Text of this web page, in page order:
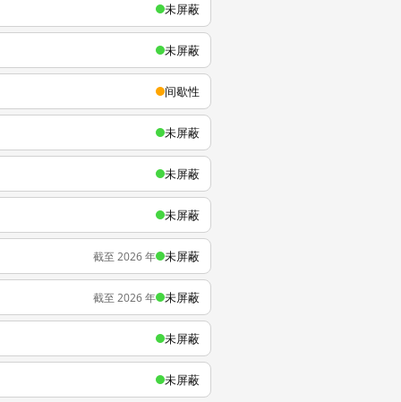
未屏蔽
未屏蔽
间歇性
未屏蔽
未屏蔽
未屏蔽
截至 2026 年 未屏蔽
截至 2026 年 未屏蔽
未屏蔽
未屏蔽